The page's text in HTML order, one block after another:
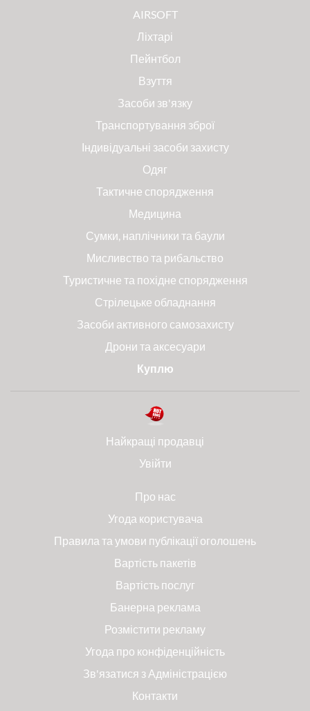
AIRSOFT
Ліхтарі
Пейнтбол
Взуття
Засоби зв'язку
Транспортування зброї
Індивідуальні засоби захисту
Одяг
Тактичне спорядження
Медицина
Сумки, наплічники та баули
Мисливство та рибальство
Туристичне та похідне спорядження
Стрілецьке обладнання
Засоби активного самозахисту
Дрони та аксесуари
Куплю
Найкращі продавці
Увійти
Про нас
Угода користувача
Правила та умови публікації оголошень
Вартість пакетів
Вартість послуг
Банерна реклама
Розмістити рекламу
Угода про конфіденційність
Зв'язатися з Адміністрацією
Контакти